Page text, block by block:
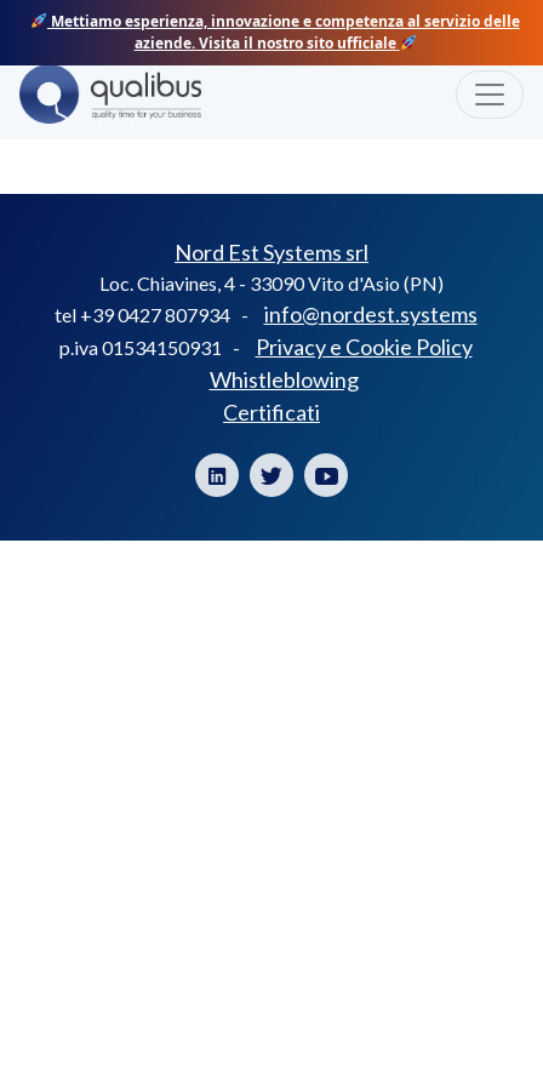
Skip
content
Mettiamo esperienza, innovazione e competenza al servizio delle
aziende. Visita il nostro sito ufficiale
LEGNOLANDIA
Nord Est Systems srl
Loc. Chiavines, 4 - 33090 Vito d'Asio (PN)
tel +39 0427 807934 -
info@nordest.systems
p.iva 01534150931 -
Privacy e Cookie Policy
Whistleblowing
Certificati